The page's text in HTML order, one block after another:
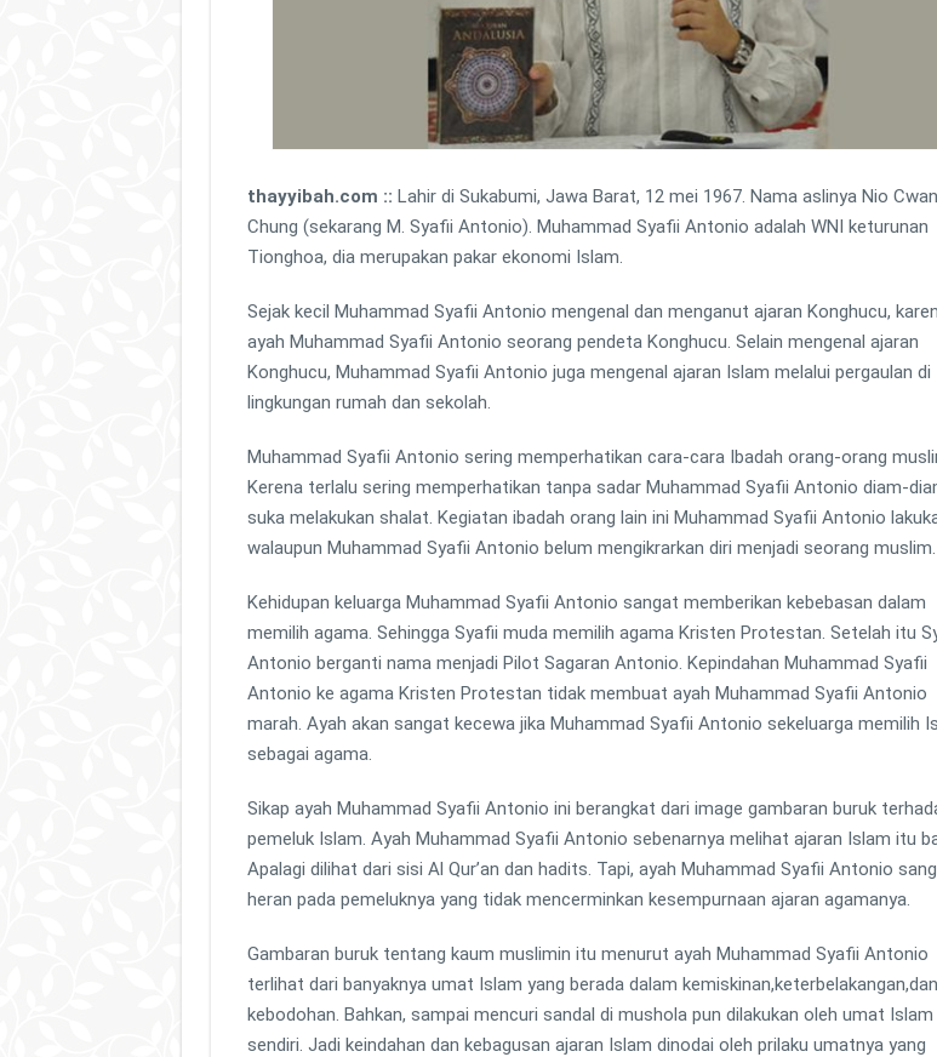
thayyibah.com :: Lahir di Sukabumi, Jawa Barat, 12 mei 1967. Nama aslinya Nio Cwan
Chung (sekarang M. Syafii Antonio). Muhammad Syafii Antonio adalah WNI keturunan
Tionghoa, dia merupakan pakar ekonomi Islam.
Sejak kecil Muhammad Syafii Antonio mengenal dan menganut ajaran Konghucu,
ayah Muhammad Syafii Antonio seorang pendeta Konghucu. Selain mengenal ajaran
Konghucu, Muhammad Syafii Antonio juga mengenal ajaran Islam melalui pergaulan di
lingkungan rumah dan sekolah.
Muhammad Syafii Antonio sering memperhatikan cara-cara Ibadah orang-orang
Kerena terlalu sering memperhatikan tanpa sadar Muhammad Syafii Antonio diam-
suka melakukan shalat. Kegiatan ibadah orang lain ini Muhammad Syafii Antonio
walaupun Muhammad Syafii Antonio belum mengikrarkan diri menjadi seorang muslim.
Kehidupan keluarga Muhammad Syafii Antonio sangat memberikan kebebasan dalam
memilih agama. Sehingga Syafii muda memilih agama Kristen Protestan. Setelah itu
Antonio berganti nama menjadi Pilot Sagaran Antonio. Kepindahan Muhammad Syafii
Antonio ke agama Kristen Protestan tidak membuat ayah Muhammad Syafii Antonio
marah. Ayah akan sangat kecewa jika Muhammad Syafii Antonio sekeluarga memilih
sebagai agama.
Sikap ayah Muhammad Syafii Antonio ini berangkat dari image gambaran buruk
pemeluk Islam. Ayah Muhammad Syafii Antonio sebenarnya melihat ajaran Islam itu
Apalagi dilihat dari sisi Al Qur’an dan hadits. Tapi, ayah Muhammad Syafii Antonio
heran pada pemeluknya yang tidak mencerminkan kesempurnaan ajaran agamanya.
Gambaran buruk tentang kaum muslimin itu menurut ayah Muhammad Syafii Antonio
terlihat dari banyaknya umat Islam yang berada dalam kemiskinan,keterbelakangan,dan
kebodohan. Bahkan, sampai mencuri sandal di mushola pun dilakukan oleh umat Islam
sendiri. Jadi keindahan dan kebagusan ajaran Islam dinodai oleh prilaku umatnya yang